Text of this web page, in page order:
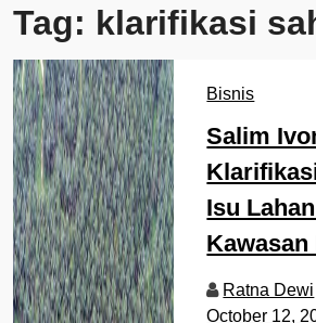
Tag: klarifikasi
Bisnis
Salim
Isu
Kawasan
Ratna Dewi
October 12,